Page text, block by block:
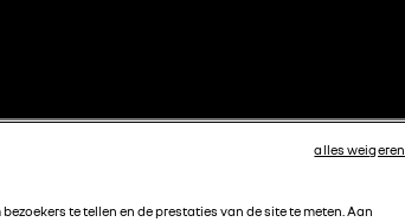
te tellen en de prestaties van de site te meten. Aan
alles weigeren